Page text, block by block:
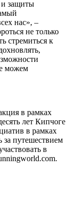
и защиты
нас», –
не только
стремиться к
можем
в рамках
лет Кипчоге
в рамках
за путешествием
в